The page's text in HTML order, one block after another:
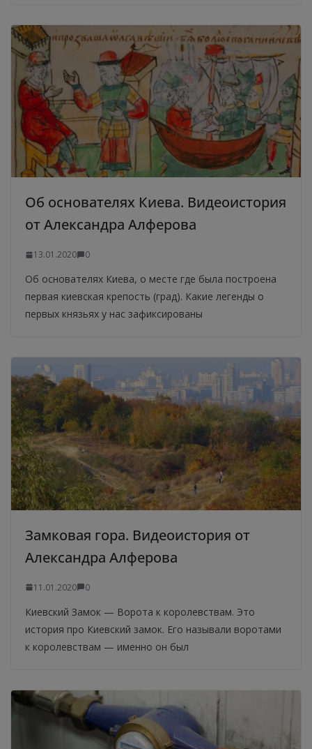
Об основателях Киева. Видеоистория
от Александра Алферова
13.01.2020 0
Об основателях Киева, о месте где была построена
первая киевская крепость (град). Какие легенды о
первых князьях у нас зафиксированы
Замковая гора. Видеоистория от
Александра Алферова
11.01.2020 0
Киевский Замок — Ворота к королевствам. Это
история про Киевский замок. Его называли воротами
к королевствам — именно он был